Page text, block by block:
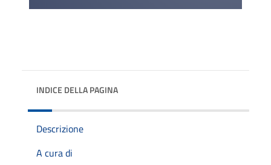
INDICE DELLA PAGINA
Descrizione
A cura di